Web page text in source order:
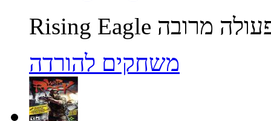
משחקים להורדה